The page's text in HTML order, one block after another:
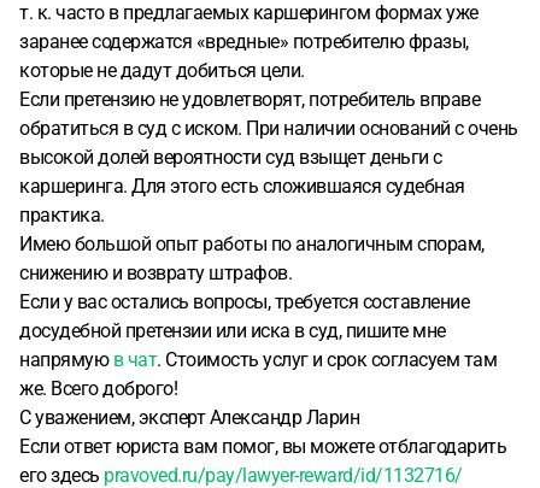
т. к. часто в предлагаемых каршерингом формах уже
заранее содержатся «вредные» потребителю фразы,
которые не дадут добиться цели.
Если претензию не удовлетворят, потребитель вправе
обратиться в суд с иском. При наличии оснований с очень
высокой долей вероятности суд взыщет деньги с
каршеринга. Для этого есть сложившаяся судебная
практика.
Имею большой опыт работы по аналогичным спорам,
снижению и возврату штрафов.
Если у вас остались вопросы, требуется составление
досудебной претензии или иска в суд, пишите мне
напрямую в чат. Стоимость услуг и срок согласуем там
же. Всего доброго!
С уважением, эксперт Александр Ларин
Если ответ юриста вам помог, вы можете отблагодарить
его здесь pravoved.ru/pay/lawyer-reward/id/1132716/